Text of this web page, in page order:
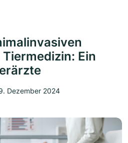
Ein
Dezember 2024